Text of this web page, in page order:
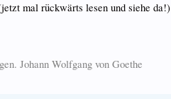
mal rückwärts lesen und siehe da!)
Johann Wolfgang von Goethe